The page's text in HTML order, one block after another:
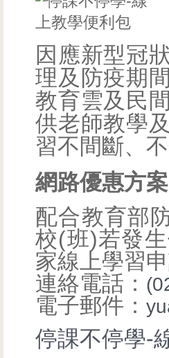
因應新型冠
理及防疫期
教育雲及民
供老師教學
習不間斷、
網路優惠方案
配合教育部
校(班)若發
家線上學習
連絡電話：
電子郵件：
停課不停學-